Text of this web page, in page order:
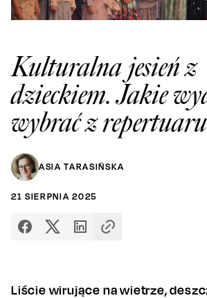
Kulturalna jesień z
dzieckiem. Jakie
wybrać z
ASIA TARASIŃSKA
21 SIERPNIA 2025
Liście wirujące na wietrze,